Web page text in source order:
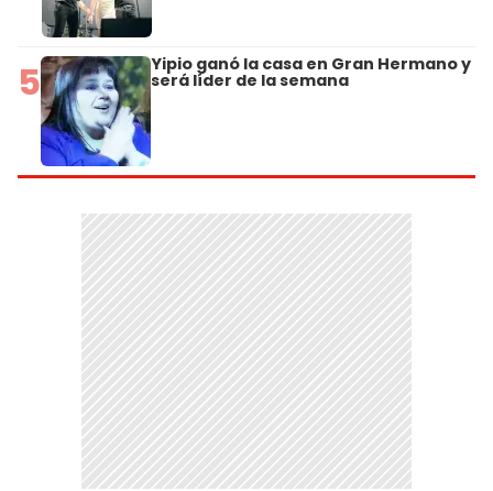
5 Yipio ganó la casa en Gran Hermano y
será líder de la semana